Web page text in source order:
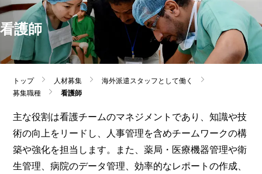
トップ 人材募集
海外派遣スタッフとして働く
募集職種
看護師
看護師
主な役割は看護チームのマネジメントであり、知識や技
術の向上をリードし、人事管理を含めチームワークの構
築や強化を担当します。また、薬局・医療機器管理や衛
生管理、病院のデータ管理、効率的なレポートの作成、